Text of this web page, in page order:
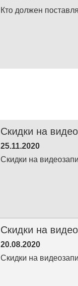
Кто должен
Скидки на
25.11.2020
Скидки на
Скидки на
20.08.2020
Скидки на